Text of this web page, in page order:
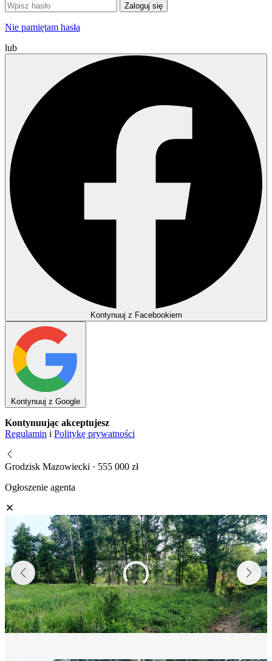
Zaloguj się
Nie pamiętam hasła
lub
Kontynuuj z Facebookiem
Kontynuuj z Google
Kontynuując akceptujesz
Regulamin i Politykę prywatności
Grodzisk Mazowiecki · 555 000 zł
Ogłoszenie agenta